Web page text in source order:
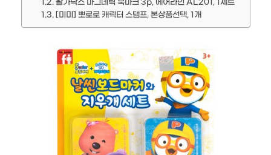
왈가닥스 마그네틱 북마크 3p, 에어라인 AL201, 1세트
[미미] 뽀로로 캐릭터 스탬프, 본상품선택, 1개